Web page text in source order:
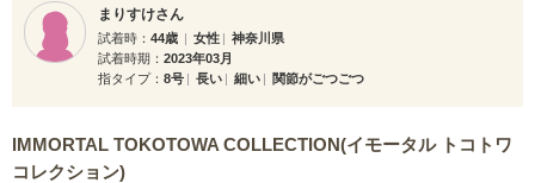
まりすけさん
試着時 44歳 女性
神奈川県
試着時期
2023年03月
指タイプ
8号 長い 細い 関節がごつごつ
IMMORTAL TOKOTOWA COLLECTION(イモータル トコトワ
コレクション)